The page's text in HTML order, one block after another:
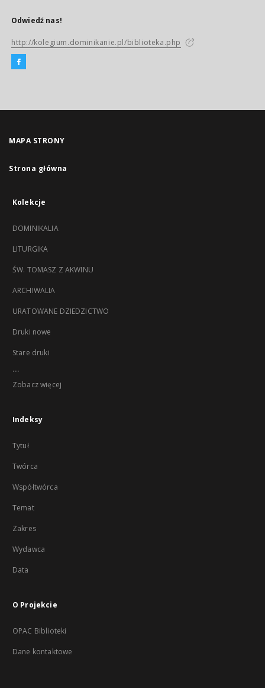
Odwiedź nas!
http://kolegium.dominikanie.pl/biblioteka.php
MAPA STRONY
Strona główna
Kolekcje
DOMINIKALIA
LITURGIKA
ŚW. TOMASZ Z AKWINU
ARCHIWALIA
URATOWANE DZIEDZICTWO
Druki nowe
Stare druki
...
Zobacz więcej
Indeksy
Tytuł
Twórca
Współtwórca
Temat
Zakres
Wydawca
Data
O Projekcie
OPAC Biblioteki
Dane kontaktowe